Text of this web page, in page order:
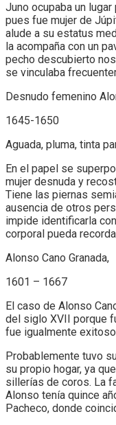
Juno ocupaba un
pues fue mujer de
alude a su estatus
la acompaña con un
pecho descubierto
se vinculaba
Desnudo femenino
1645-1650
Aguada, pluma, tinta
En el papel se
mujer desnuda y
Tiene las piernas
ausencia de otros
impide identificarla
corporal pueda
Alonso Cano Granada,
1601 – 1667
El caso de Alonso
del siglo XVII porque
fue igualmente
Probablemente tuvo
su propio hogar, ya
sillerías de coros. La
Alonso tenía quince
Pacheco, donde